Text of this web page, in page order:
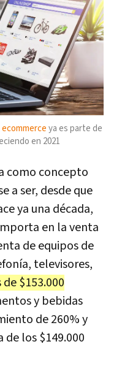
ecommerce ya es parte de
en 2021
como concepto
a ser, desde que
ya una década,
en la venta
de equipos de
televisores,
$153.000
y bebidas
de 260% y
los $149.000